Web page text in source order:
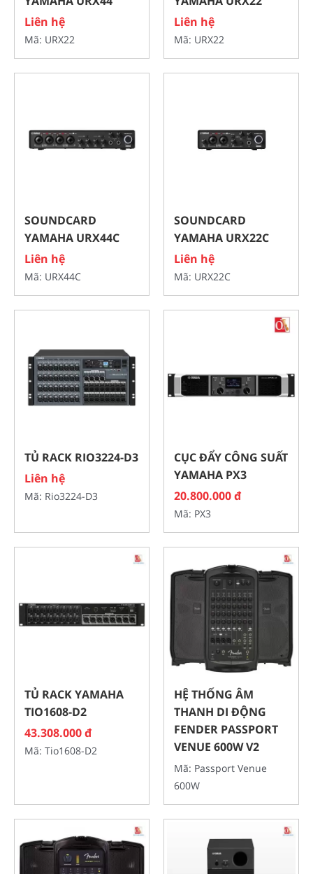
Liên hệ
Mã: URX22
Liên hệ
Mã: URX22
SOUNDCARD
YAMAHA URX44C
Liên hệ
Mã: URX44C
SOUNDCARD
YAMAHA URX22C
Liên hệ
Mã: URX22C
TỦ RACK RIO3224-D3
Liên hệ
Mã: Rio3224-D3
CỤC ĐẨY CÔNG SUẤT
YAMAHA PX3
20.800.000 đ
Mã: PX3
TỦ RACK YAMAHA
TIO1608-D2
43.308.000 đ
Mã: Tio1608-D2
HỆ THỐNG ÂM
THANH DI ĐỘNG
FENDER PASSPORT
VENUE 600W V2
Mã: Passport Venue
600W